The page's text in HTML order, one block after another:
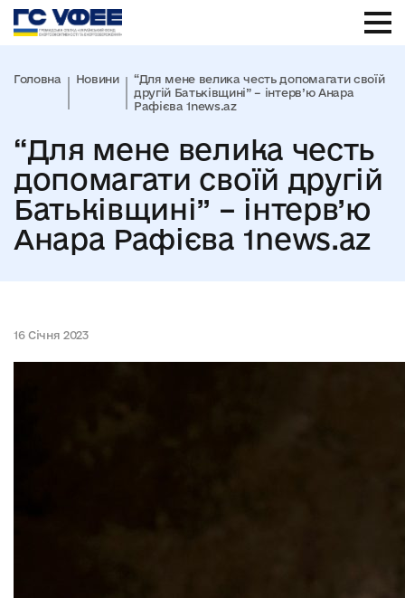
Головна Новини
“Для мене велика честь допомагати своїй
другій Батьківщині” – інтерв’ю Анара
Рафієва 1news.az
“Для мене велика честь
допомагати своїй другій
Батьківщині” – інтерв’ю
Анара Рафієва 1news.az
16 Січня 2023